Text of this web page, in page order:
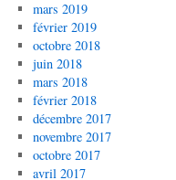
mars 2019
février 2019
octobre 2018
juin 2018
mars 2018
février 2018
décembre 2017
novembre 2017
octobre 2017
avril 2017